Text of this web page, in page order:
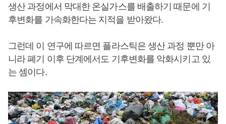
생산 과정에서 막대한 온실가스를 배출하기 때문에 기
후변화를 가속화한다는 지적을 받아왔다.
그런데 이 연구에 따르면 플라스틱은 생산 과정 뿐만 아
니라 폐기 이후 단계에서도 기후변화를 악화시키고 있
는 셈이다.